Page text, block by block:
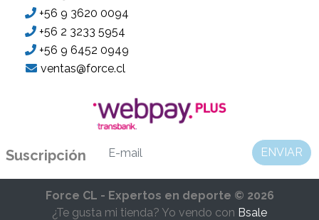
+56 9 3620 0094
+56 2 3233 5954
+56 9 6452 0949
ventas@force.cl
Suscripción ENVIAR
Force CL - Expertos en deporte © 2026
¿Te gusta mi tienda? Yo vendo con Bsale